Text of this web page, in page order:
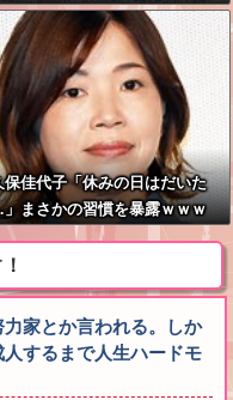
歳男を「器物損壊」容疑で逮
幌市
保佳代子「休みの日はだいた
まさかの習慣を暴露ｗｗｗ
家とか言われる。しか
するまで人生ハードモ